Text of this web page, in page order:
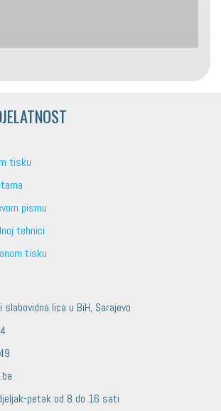
tisku
pismu
tehnici
tisku
lica u BiH, Sarajevo
petak od 8 do 16 sati